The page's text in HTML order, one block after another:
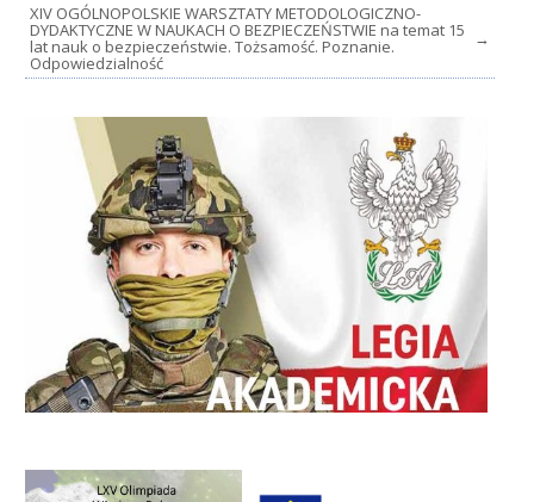
XIV OGÓLNOPOLSKIE WARSZTATY METODOLOGICZNO-
DYDAKTYCZNE W NAUKACH O BEZPIECZEŃSTWIE na temat 15
lat nauk o bezpieczeństwie. Tożsamość. Poznanie.
Odpowiedzialność
→